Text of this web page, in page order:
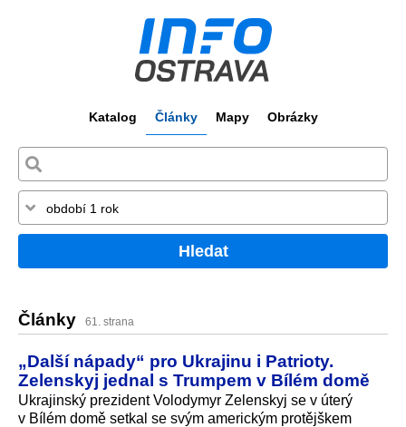
Katalog Články Mapy Obrázky
Hledat
Články 61. strana
„Další nápady“ pro Ukrajinu i Patrioty.
Zelenskyj jednal s Trumpem v Bílém domě
Ukrajinský prezident Volodymyr Zelenskyj se v úterý
v Bílém domě setkal se svým americkým protějškem